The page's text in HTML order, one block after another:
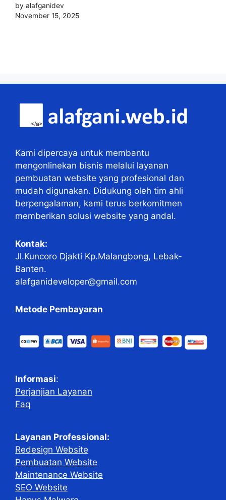
by alafganidev
November 15, 2025
Kami dipercaya untuk membantu
mengonlinekan bisnis melalui layanan
pembuatan website yang profesional dan
mudah digunakan. Didukung oleh tim ahli
berpengalaman, kami terus berkomitmen
memberikan solusi website yang andal.
Kontak:
Jl.Kuncoro Djakti Kp.Malangbong, Lebak-
Banten.
alafganideveloper@gmail.com
Metode Pembayaran
Informasi:
Perjanjian Layanan
Faq
Layanan Professional:
Redesign Website
Pembuatan Website
Maintenance Website
SEO Website